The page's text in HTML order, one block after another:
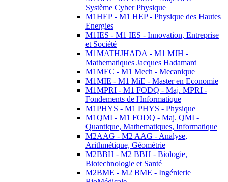
Système Cyber Physique
M1HEP - M1 HEP - Physique des Hautes
Energies
M1IES - M1 IES - Innovation, Entreprise
et Société
M1MATHJHADA - M1 MJH -
Mathematiques Jacques Hadamard
M1MEC - M1 Mech - Mecanique
M1MIE - M1 MiE - Master en Economie
M1MPRI - M1 FODQ - Maj. MPRI -
Fondements de l'Informatique
M1PHYS - M1 PHYS - Physique
M1QMI - M1 FODQ - Maj. QMI -
Quantique, Mathematiques, Informatique
M2AAG - M2 AAG - Analyse,
Arithmétique, Géométrie
M2BBH - M2 BBH - Biologie,
Biotechnologie et Santé
M2BME - M2 BME - Ingénierie